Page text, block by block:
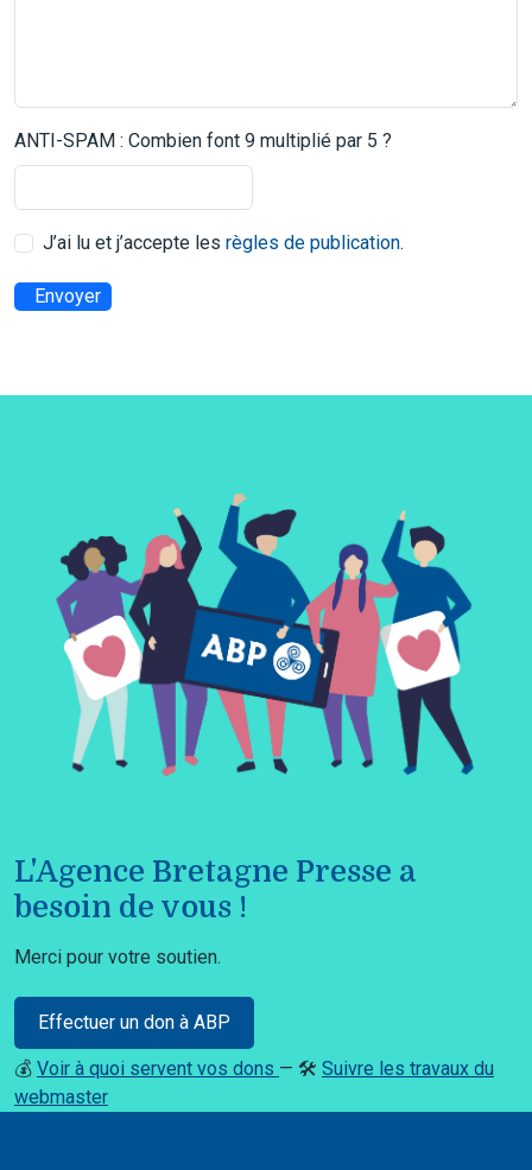
ANTI-SPAM : Combien font 9 multiplié par 5 ?
J’ai lu et j’accepte les règles de publication.
Envoyer
L'Agence Bretagne Presse a
besoin de vous !
Merci pour votre soutien.
Effectuer un don à ABP
💰 Voir à quoi servent vos dons — 🛠️ Suivre les travaux du
webmaster